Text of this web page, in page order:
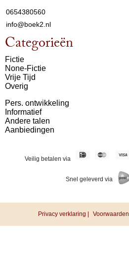
0654380560
info@boek2.nl
Categorieën
Fictie
None-Fictie
Vrije Tijd
Overig
Pers. ontwikkeling
Informatief
Andere talen
Aanbiedingen
Veilig betalen via
Snel geleverd via
Privacy verklaring | Voorwaarden |